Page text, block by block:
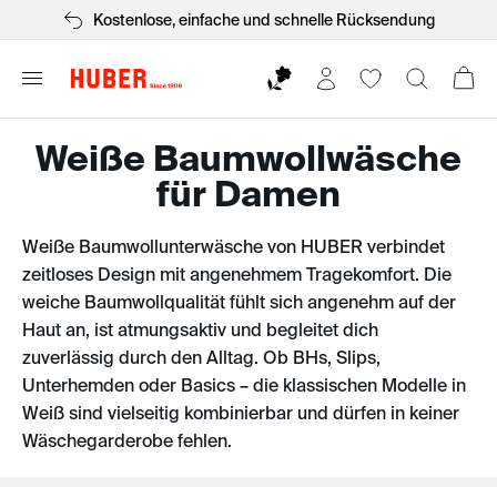
einfache und schnelle Rücksendung
Weiße Baumwollwäsche
für Damen
Weiße Baumwollunterwäsche von HUBER verbindet
zeitloses Design mit angenehmem Tragekomfort. Die
weiche Baumwollqualität fühlt sich angenehm auf der
Haut an, ist atmungsaktiv und begleitet dich
zuverlässig durch den Alltag. Ob BHs, Slips,
Unterhemden oder Basics – die klassischen Modelle in
Weiß sind vielseitig kombinierbar und dürfen in keiner
Wäschegarderobe fehlen.